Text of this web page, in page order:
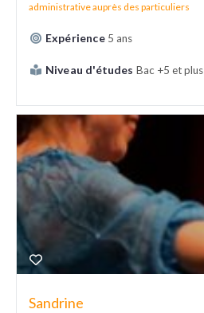
administrative auprès des particuliers
Expérience 5 ans
Niveau d'études Bac +5 et plus
Sandrine